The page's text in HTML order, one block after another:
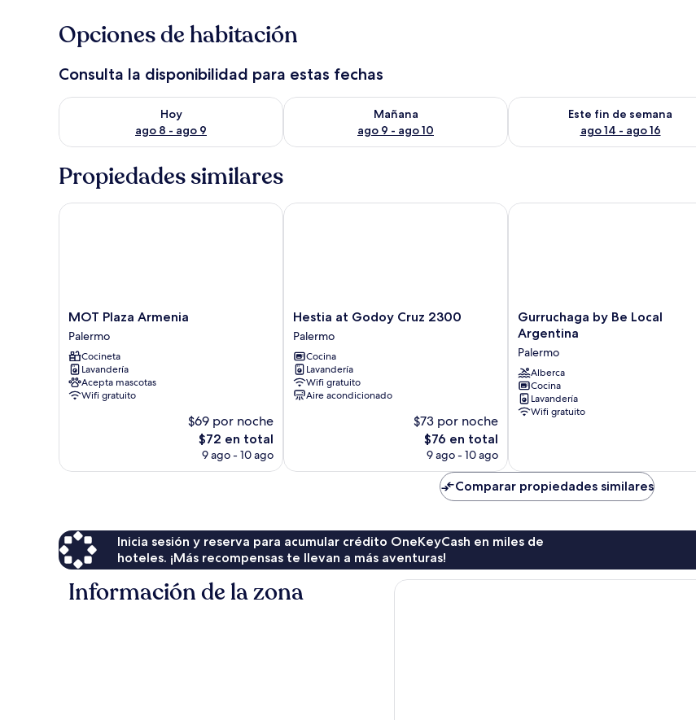
Opciones de habitación
Consulta la disponibilidad para estas fechas
Hoy
ago 8 - ago 9
Consulta la disponibilidad para hoy ago 8 - ago 9
Mañana
ago 9 - ago 10
Consulta la disponibilidad para mañana ago 9 - ago 10
Este fin de semana
ago 14 - ago 16
Consulta la disponibilidad para
Propiedades similares
MOT
Plaza
Armenia
Palermo
MOT Plaza Armenia
Palermo
Cocineta
Lavandería
Acepta mascotas
Wifi gratuito
$69 por noche
El
precio
$72 en total
9 ago - 10 ago
MOT Plaza Armenia
Hestia
at
Godoy
Cruz
2300
Palermo
Hestia at Godoy Cruz 2300
Palermo
Cocina
Lavandería
Wifi gratuito
Aire acondicionado
$73 por noche
El
precio
$76 en total
9 ago - 10 ago
Hestia at Godoy Cruz 2300
Gurruchaga
by
Local
Argentina
Palermo
Gurruchaga by Be Local
Argentina
Palermo
Alberca
Cocina
Lavandería
Wifi gratuito
Gurruchaga by Be Local
Comparar propiedades similares
Inicia sesión y reserva para acumular crédito OneKeyCash en miles de
hoteles. ¡Más recompensas te llevan a más aventuras!
Información de la zona